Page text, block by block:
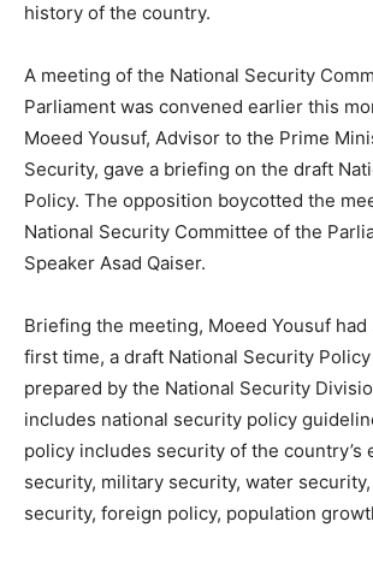
history of the country.
A meeting of the National Security
Parliament was convened earlier this
Moeed Yousuf, Advisor to the Prime
Security, gave a briefing on the draft
Policy. The opposition boycotted the
National Security Committee of the
Speaker Asad Qaiser.
Briefing the meeting, Moeed Yousuf
first time, a draft National Security
prepared by the National Security
includes national security policy
policy includes security of the country’s
security, military security, water
security, foreign policy, population